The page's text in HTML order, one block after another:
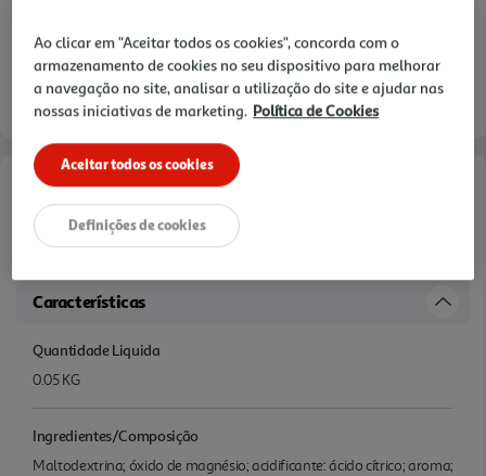
Informações de Marketing
MAGNÉSIO (SOLÚVEL)
Características
Quantidade Liquida
0.05 KG
Ingredientes/Composição
Maltodextrina; óxido de magnésio; acidificante: ácido cítrico; aroma;
Ao clicar em "Aceitar todos os cookies", concorda com o
armazenamento de cookies no seu dispositivo para melhorar
a navegação no site, analisar a utilização do site e ajudar nas
nossas iniciativas de marketing. Política de Cookies
Aceitar todos os cookies
Definições de cookies